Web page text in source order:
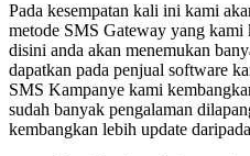
Pada kesempatan kali ini kami
metode SMS Gateway yang kami
disini anda akan menemukan
dapatkan pada penjual software
SMS Kampanye kami
sudah banyak pengalaman
kembangkan lebih update